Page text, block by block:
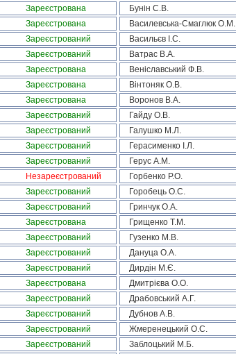
Зареєстрована Бунін С.В.
Зареєстрована Василевська-Смаглюк О.М.
Зареєстрований Васильєв І.С.
Зареєстрований Ватрас В.А.
Зареєстрована Веніславський Ф.В.
Зареєстрована Вінтоняк О.В.
Зареєстрована Воронов В.А.
Зареєстрований Гайду О.В.
Зареєстрований Галушко М.Л.
Зареєстрований Герасименко І.Л.
Зареєстрований Герус А.М.
Незареєстрований Горбенко Р.О.
Зареєстрований Горобець О.С.
Зареєстрований Гринчук О.А.
Зареєстрована Грищенко Т.М.
Зареєстрований Гузенко М.В.
Зареєстрований Дануца О.А.
Зареєстрований Дирдін М.Є.
Зареєстрована Дмитрієва О.О.
Зареєстрований Драбовський А.Г.
Зареєстрований Дубнов А.В.
Зареєстрований Жмеренецький О.С.
Зареєстрований Заблоцький М.Б.